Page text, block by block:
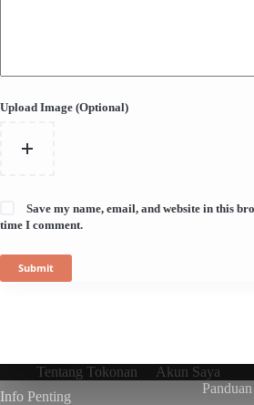
Upload Image (Optional)
Save my name, email, and website in this
time I comment.
Submit
Tentang Tokonan
Akun Saya
Info Penting